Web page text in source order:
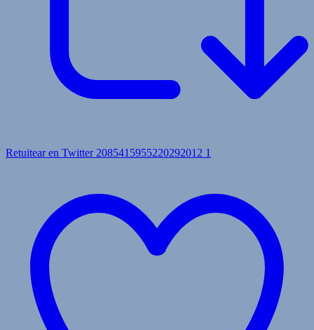
Retuitear en Twitter 2085415955220292012 1